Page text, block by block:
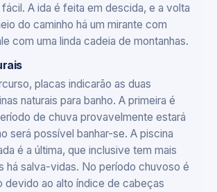
A ida é feita em descida, e a volta
do caminho há um mirante com
com uma linda cadeia de montanhas.
placas indicarão as duas
naturais para banho. A primeira é
de chuva provavelmente estará
será possível banhar-se. A piscina
é a última, que inclusive tem mais
há salva-vidas. No período chuvoso é
devido ao alto índice de cabeças